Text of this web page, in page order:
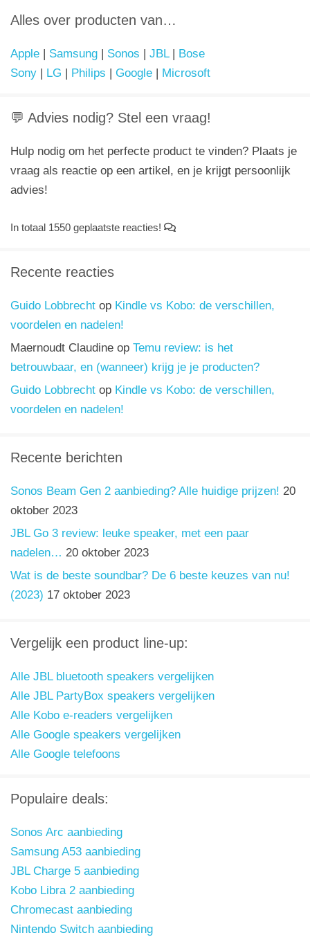
Alles over producten van…
Apple | Samsung | Sonos | JBL| Bose
Sony | LG | Philips | Google | Microsoft
💬 Advies nodig? Stel een vraag!
Hulp nodig om het perfecte product te vinden? Plaats je
vraag als reactie op een artikel, en je krijgt persoonlijk
advies!
In totaal 1550 geplaatste reacties!
Recente reacties
Guido Lobbrecht op Kindle vs Kobo: de verschillen,
voordelen en nadelen!
Maernoudt Claudine op Temu review: is het
betrouwbaar, en (wanneer) krijg je je producten?
Guido Lobbrecht op Kindle vs Kobo: de verschillen,
voordelen en nadelen!
Recente berichten
Sonos Beam Gen 2 aanbieding? Alle huidige prijzen! 20
oktober 2023
JBL Go 3 review: leuke speaker, met een paar
nadelen… 20 oktober 2023
Wat is de beste soundbar? De 6 beste keuzes van nu!
(2023) 17 oktober 2023
Vergelijk een product line-up:
Alle JBL bluetooth speakers vergelijken
Alle JBL PartyBox speakers vergelijken
Alle Kobo e-readers vergelijken
Alle Google speakers vergelijken
Alle Google telefoons
Populaire deals:
Sonos Arc aanbieding
Samsung A53 aanbieding
JBL Charge 5 aanbieding
Kobo Libra 2 aanbieding
Chromecast aanbieding
Nintendo Switch aanbieding